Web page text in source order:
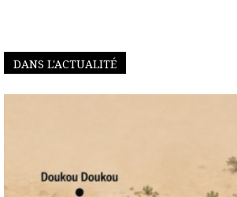
DANS L'ACTUALITÉ